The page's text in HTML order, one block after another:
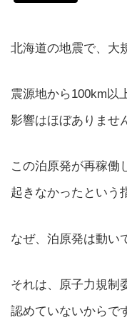
北海道の地震で、大
震源地から100km以
影響はほぼありませ
この泊原発が再稼働
起きなかったという
なぜ、泊原発は動い
それは、原子力規制
認めていないからで